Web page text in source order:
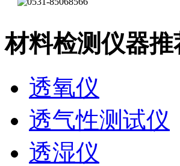
材料检测仪器推
透氧仪
透气性测试仪
透湿仪